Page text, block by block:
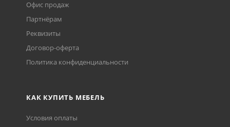
Офис продаж
Партнёрам
Реквизиты
Договор-оферта
Политика конфиденциальности
КАК КУПИТЬ МЕБЕЛЬ
Условия оплаты